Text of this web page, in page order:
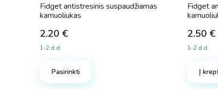
Fidget antistresinis suspaudžiamas
kamuoliukas
2.20 €
1-2 d.d.
Pasirinkti
Fidget
2.50 €
1-2 d.d.
Į